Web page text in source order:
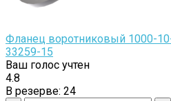
Фланец воротниковый 1000-
33259-15
Ваш голос учтен
4.8
В резерве: 24